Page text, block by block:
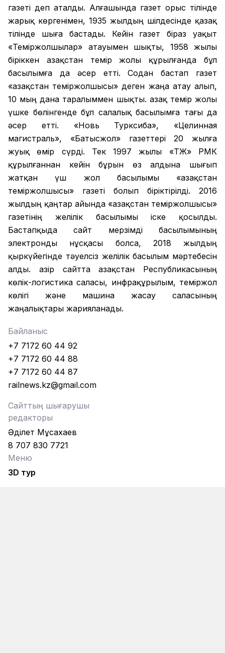
газеті деп аталды. Алғашында газет орыс тілінде
жарық көргенімен, 1935 жылдың шілдесінде қазақ
тілінде шыға бастады. Кейін газет біраз уақыт
«Теміржолшылар» атауымен шықты, 1958 жылы
біріккен Қазақстан темір жолы құрылғанда бұл
басылымға да әсер етті. Содан бастап газет
«Қазақстан теміржолшысы» деген жаңа атау алып,
10 мың дана таралыммен шықты. Қазақ темір жолы
үшке бөлінгенде бұл салалық басылымға тағы да
әсер етті. «Новь Турксиба», «Целинная
магистраль», «Батысжол» газеттері 20 жылға
жуық өмір сүрді. Тек 1997 жылы «ҚТЖ» РМК
құрылғаннан кейін бұрын өз алдына шығып
жатқан үш жол басылымы «Қазақстан
теміржолшысы» газеті болып біріктірілді. 2016
жылдың қаңтар айында «Қазақстан теміржолшысы»
газетінің желілік басылымы іске қосылды.
Бастапқыда сайт мерзімді басылымының
электронды нұсқасы болса, 2018 жылдың
қыркүйегінде тәуелсіз желілік басылым мәртебесін
алды. Қазір сайтта Қазақстан Республикасының
көлік-логистика саласы, инфрақұрылым, теміржол
көлігі және машина жасау саласының
жаңалықтары жарияланады.
Байланыс
+7 7172 60 44 92
+7 7172 60 44 88
+7 7172 60 44 87
railnews.kz@gmail.com
Сайттың шығарушы
редакторы
Әділет Мұсахаев
8 707 830 7721
Меню
3D тур